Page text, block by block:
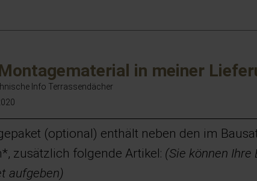
in meiner
Info Terrassendächer
(optional) enthält neben den im
zusätzlich folgende Artikel: (Sie können
aufgeben)